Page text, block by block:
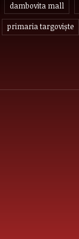
dambovita mall
primaria targoviște